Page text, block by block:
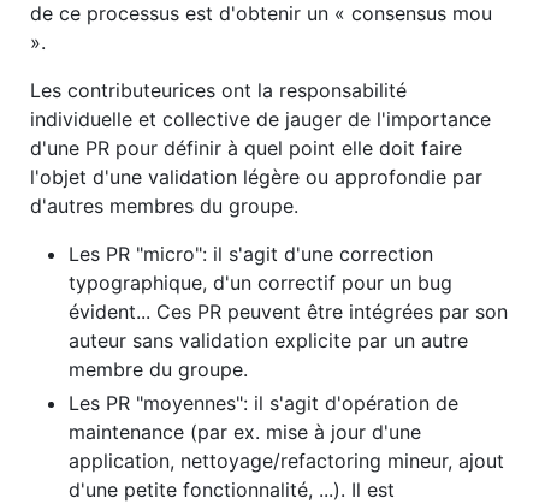
de ce processus est d'obtenir un « consensus mou
».
Les contributeurices ont la responsabilité
individuelle et collective de jauger de l'importance
d'une PR pour définir à quel point elle doit faire
l'objet d'une validation légère ou approfondie par
d'autres membres du groupe.
Les PR "micro": il s'agit d'une correction
typographique, d'un correctif pour un bug
évident... Ces PR peuvent être intégrées par son
auteur sans validation explicite par un autre
membre du groupe.
Les PR "moyennes": il s'agit d'opération de
maintenance (par ex. mise à jour d'une
application, nettoyage/refactoring mineur, ajout
d'une petite fonctionnalité, ...). Il est